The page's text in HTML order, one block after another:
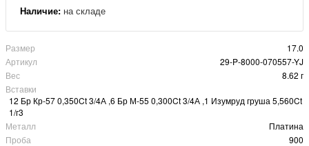
Наличие: на складе
Размер
17.0
Артикул
29-P-8000-070557-YJ
Вес
8.62 г
Вставки
12 Бр Кр-57 0,350Ct 3/4А ,6 Бр М-55 0,300Ct 3/4А ,1 Изумруд груша 5,560Ct
1/г3
Металл
Платина
Проба
900